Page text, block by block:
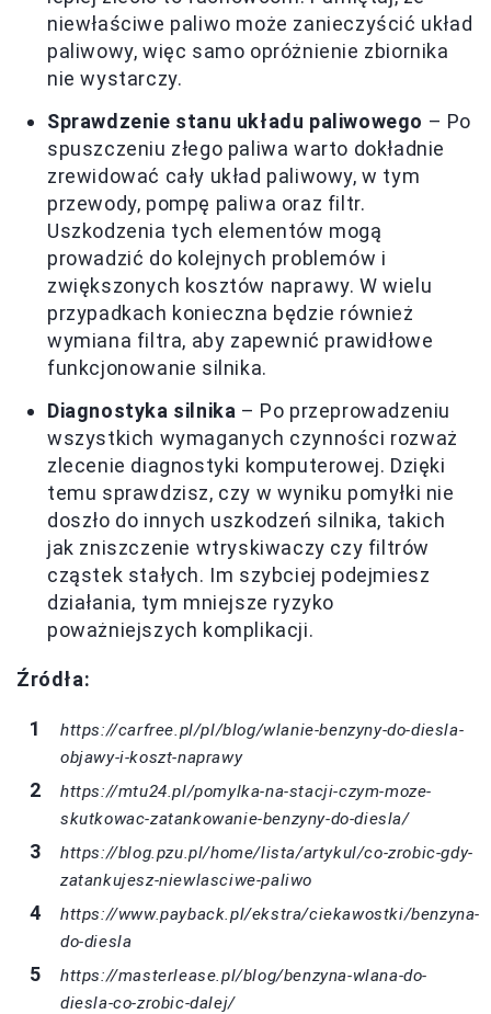
niewłaściwe paliwo może zanieczyścić układ
paliwowy, więc samo opróżnienie zbiornika
nie wystarczy.
Sprawdzenie stanu układu paliwowego – Po
spuszczeniu złego paliwa warto dokładnie
zrewidować cały układ paliwowy, w tym
przewody, pompę paliwa oraz filtr.
Uszkodzenia tych elementów mogą
prowadzić do kolejnych problemów i
zwiększonych kosztów naprawy. W wielu
przypadkach konieczna będzie również
wymiana filtra, aby zapewnić prawidłowe
funkcjonowanie silnika.
Diagnostyka silnika – Po przeprowadzeniu
wszystkich wymaganych czynności rozważ
zlecenie diagnostyki komputerowej. Dzięki
temu sprawdzisz, czy w wyniku pomyłki nie
doszło do innych uszkodzeń silnika, takich
jak zniszczenie wtryskiwaczy czy filtrów
cząstek stałych. Im szybciej podejmiesz
działania, tym mniejsze ryzyko
poważniejszych komplikacji.
Źródła:
https://carfree.pl/pl/blog/wlanie-benzyny-do-diesla-
objawy-i-koszt-naprawy
https://mtu24.pl/pomylka-na-stacji-czym-moze-
skutkowac-zatankowanie-benzyny-do-diesla/
https://blog.pzu.pl/home/lista/artykul/co-zrobic-gdy-
zatankujesz-niewlasciwe-paliwo
https://www.payback.pl/ekstra/ciekawostki/benzyna-
do-diesla
https://masterlease.pl/blog/benzyna-wlana-do-
diesla-co-zrobic-dalej/